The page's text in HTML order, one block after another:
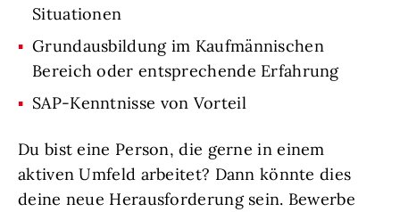
Situationen
Grundausbildung im Kaufmännischen
Bereich oder entsprechende Erfahrung
SAP-Kenntnisse von Vorteil
Du bist eine Person, die gerne in einem
aktiven Umfeld arbeitet? Dann könnte dies
deine neue Herausforderung sein. Bewerbe